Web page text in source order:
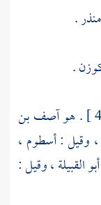
منذر.
آصف بن
، وقيل :أسطوم ،
القبيلة ،وقيل :